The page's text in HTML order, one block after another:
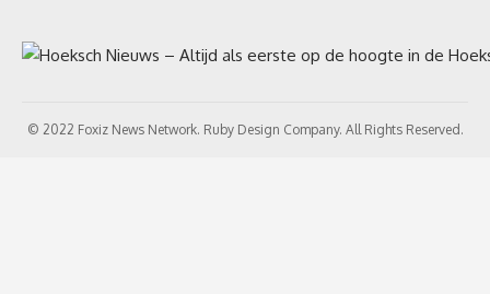
© 2022 Foxiz News Network. Ruby Design Company. All Rights Reserved.